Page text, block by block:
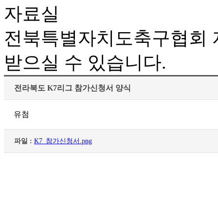
자료실
전북특별자치도축구협회
받으실 수 있습니다.
전라북도 K7리그 참가신청서 양식
유첨
파일 : K7_참가신청서.png